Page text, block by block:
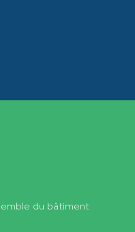
du bâtiment